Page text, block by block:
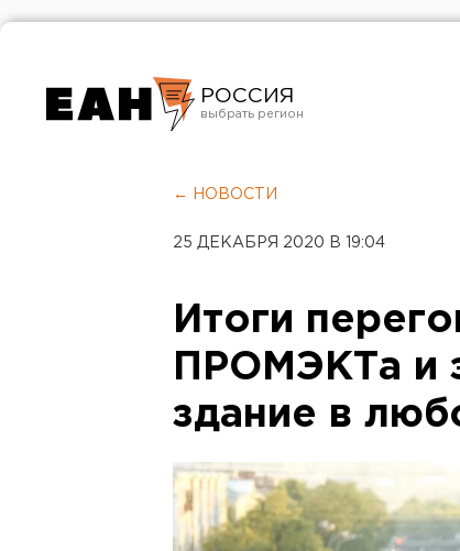
РОССИЯ
Челябинск
← НОВОСТИ
25 ДЕКАБРЯ 2020 В 19:04
Итоги
ПРОМЭКТа и
здание в